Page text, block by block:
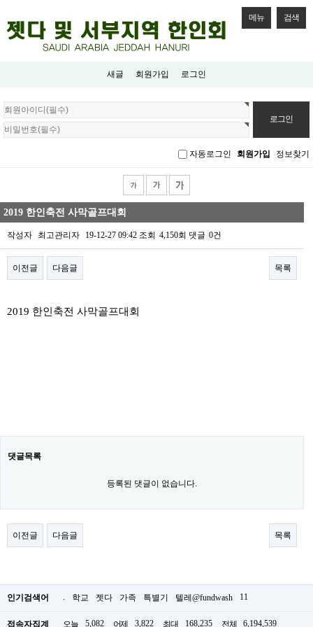
메뉴 검색
새글 회원가입 로그인
회
원
로
자동로그인 회원가입 정보찾기
2019 한인축전 사막골프대회
작성자 최고관리자 19-12-27 09:42 조회 4,150회 댓글 0건
이전글 다음글 목록
2019 한인축전 사막골프대회
댓글목록
등록된 댓글이 없습니다.
이전글 다음글 목록
인기검색어 . 학교 젯다 가족 특별기 텔레@fundwash 11
접속자집계 오늘 5,082 어제 3,822 최대 168,235 전체 6,194,539